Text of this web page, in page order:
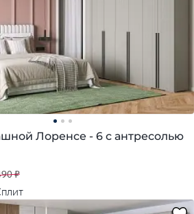
Лоренсе - 6 с антресолью
₽